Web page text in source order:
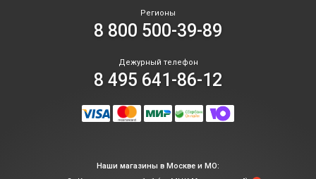
Регионы
8 800 500-39-89
Дежурный телефон
8 495 641-86-12
Наши магазины в Москве и МО: